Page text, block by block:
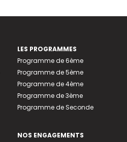
LES PROGRAMMES
Programme de 6ème
Programme de 5ème
Programme de 4ème
Programme de 3ème
Programme de Seconde
NOS ENGAGEMENTS